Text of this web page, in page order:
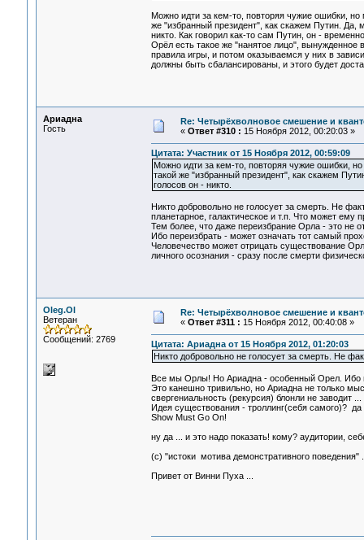
Можно идти за кем-то, повторяя чужие ошибки,
же "избранный президент", как скажем Путин.
никто. Как говорил как-то сам Путин, он -
Орёл есть такое же "нанятое лицо",
правила игры, и потом оказываемся у них в
должны быть сбалансированы, и этого будет
Ариадна
Гость
Re: Четырёхволновое смешение и
« Ответ #310 : 15 Ноября 2012, 00:20:03 »
Цитата: Участник от 15 Ноября 2012, 00:59:09
Можно идти за кем-то, повторяя чужие ошибки,
такой же "избранный президент", как скажем
голосов он - никто.
Никто добровольно не голосует за смерть. Не
планетарное, галактическое и т.п. Что может ему
Тем более, что даже переизбрание Орла - это не
Ибо переизбрать - может означать тот самый
Человечество может отрицать существование
личного осознания - сразу после смерти
Oleg.Ol
Ветеран
Сообщений: 2769
Re: Четырёхволновое смешение и
« Ответ #311 : 15 Ноября 2012, 00:40:08 »
Цитата: Ариадна от 15 Ноября 2012, 01:20:03
Никто добровольно не голосует за смерть. Не
Все мы Орлы! Но Ариадна - особенный Орел. Ибо
Это канешно тривильно, но Ариадна не только
свергениальность (рекурсия) блонли не заводит
Идея существования - троллинг(себя самого)?
Show Must Go On!
ну да ... и это надо показать! кому? аудитории,
(с) "истоки мотива демонстративного поведения"
Привет от Винни Пуха ...